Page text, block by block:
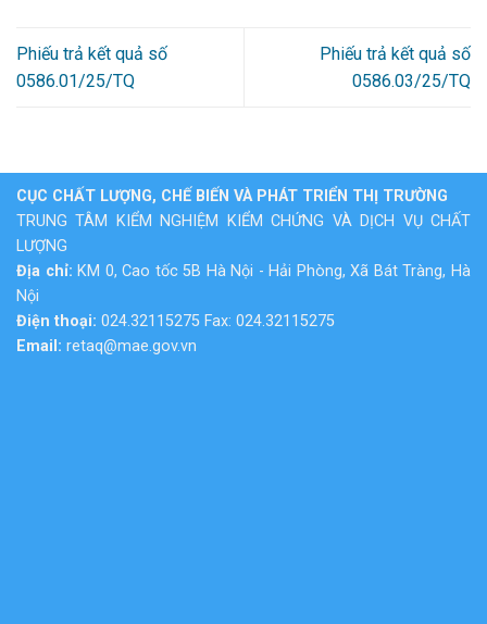
Phiếu trả kết quả số
0586.01/25/TQ
Phiếu trả kết quả số
0586.03/25/TQ
CỤC CHẤT LƯỢNG, CHẾ BIẾN VÀ PHÁT TRIỂN THỊ TRƯỜNG
TRUNG TÂM KIỂM NGHIỆM KIỂM CHỨNG VÀ DỊCH VỤ CHẤT
LƯỢNG
Địa chỉ: KM 0, Cao tốc 5B Hà Nội - Hải Phòng, Xã Bát Tràng, Hà
Nội
Điện thoại: 024.32115275 Fax: 024.32115275
Email: retaq@mae.gov.vn